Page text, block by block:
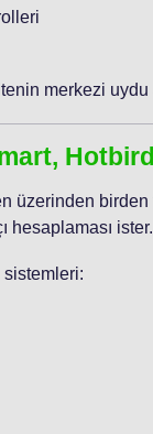
merkezi uydu
üzerinden
hesaplaması ister.